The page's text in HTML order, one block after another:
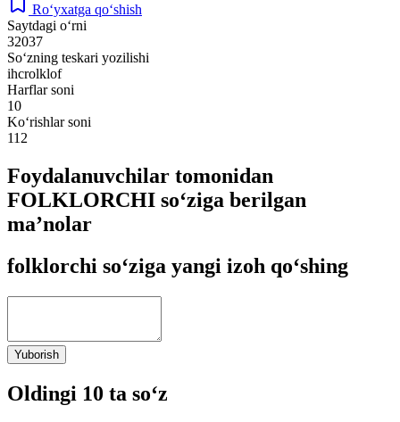
Ro‘yxatga qo‘shish
Saytdagi o‘rni
32037
So‘zning teskari yozilishi
ihcrolklof
Harflar soni
10
Ko‘rishlar soni
112
Foydalanuvchilar tomonidan
FOLKLORCHI so‘ziga berilgan
ma’nolar
folklorchi so‘ziga yangi izoh qo‘shing
Yuborish
Oldingi 10 ta so‘z